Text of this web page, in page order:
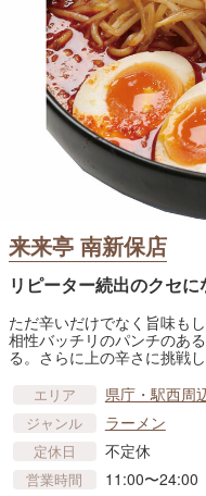
来来亭 南新保店
リピーター続出のクセに
ただ辛いだけでなく旨味も
相性バッチリのパンチのあ
る。さらに上の辛さに挑戦
エリア 県庁・駅西周
ジャンル ラーメン
定休日 不定休
営業時間 11:00〜24:00